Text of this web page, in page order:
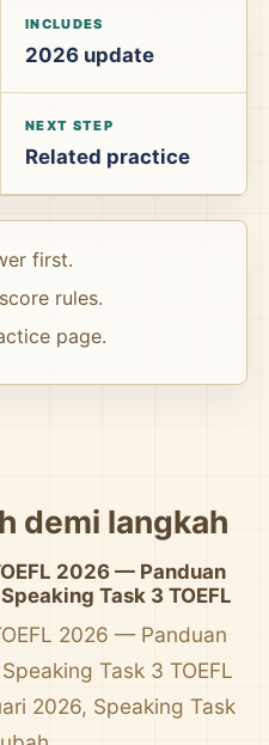
INCLUDES
2026 update
NEXT STEP
Related practice
first.
rules.
page.
demi langkah
2026 — Panduan
Task 3 TOEFL
2026 — Panduan
Task 3 TOEFL
2026, Speaking Task